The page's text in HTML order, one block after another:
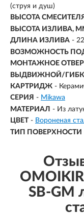
(струя и душ)
ВЫСОТА
ВЫСОТА ИЗЛИВА,
ДЛИНА ИЗЛИВА -
ВОЗМОЖНОСТЬ
МОНТАЖНОЕ
ВЫДВИЖНОЙ/
КАРТРИДЖ -
СЕРИЯ - Mikawa
МАТЕРИАЛ - Из
ЦВЕТ - Вороненая
ТИП ПОВЕРХНОСТИ
SB-GM